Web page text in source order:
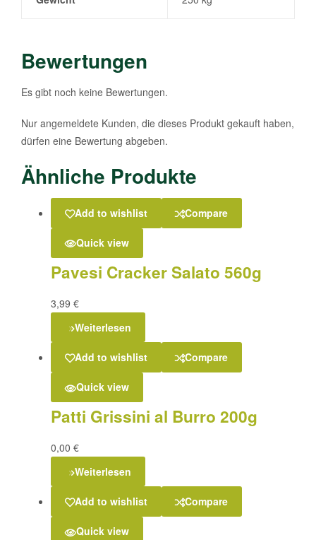
Bewertungen
Es gibt noch keine Bewertungen.
Nur angemeldete Kunden, die dieses Produkt gekauft haben,
dürfen eine Bewertung abgeben.
Ähnliche Produkte
Add to wishlist Compare
Quick view
Pavesi Cracker Salato 560g
3,99 €
Weiterlesen
Add to wishlist Compare
Quick view
Patti Grissini al Burro 200g
0,00 €
Weiterlesen
Add to wishlist Compare
Quick view